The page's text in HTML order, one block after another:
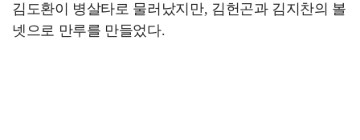
김도환이 병살타로 물러났지만, 김헌곤과 김지찬의 볼
넷으로 만루를 만들었다.